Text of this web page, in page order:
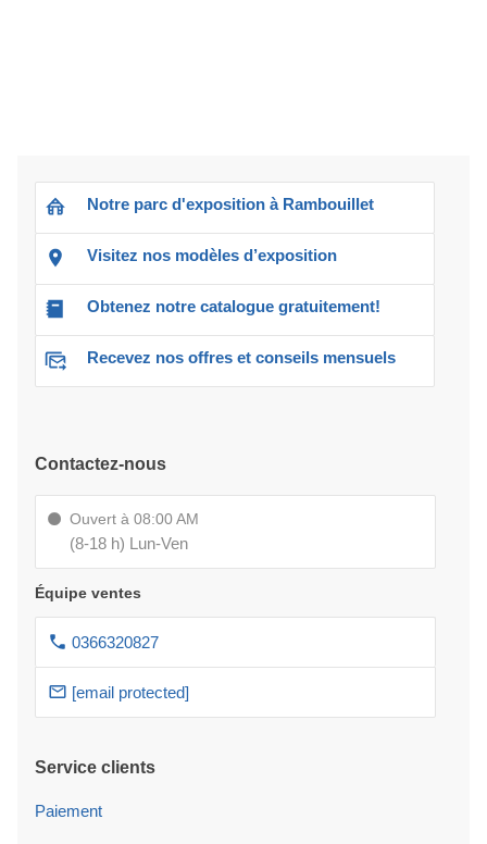
Notre parc d'exposition à Rambouillet
Visitez nos modèles d’exposition
Obtenez notre catalogue gratuitement!
Recevez nos offres et conseils mensuels
Contactez-nous
Ouvert à 08:00 AM
(8-18 h) Lun-Ven
Équipe ventes
0366320827
[email protected]
Service clients
Paiement